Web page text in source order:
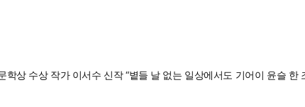
수상 작가 이서수 신작 “볕들 날 없는 일상에서도 기어이 윤슬 한